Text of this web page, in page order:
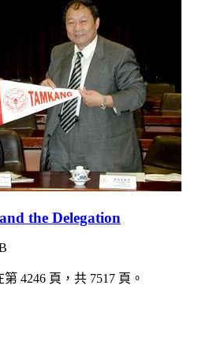
the Delegation
4246 頁，共 7517 頁。